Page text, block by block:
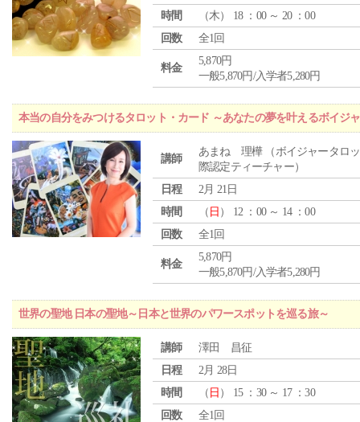
時間
（木） 18 ：00 ～ 20 ：00
回数
全1回
料金
5,870円
一般5,870円/入学者5,280円
本当の自分をみつけるタロット・カード ～あなたの夢を叶えるボイジ
講師
あまね 理樺 （ボイジャータロ
際認定ティーチャー）
日程
2月 21日
時間
（ 日 ） 12 ：00 ～ 14 ：00
回数
全1回
料金
5,870円
一般5,870円/入学者5,280円
世界の聖地 日本の聖地～日本と世界のパワースポットを巡る旅～
講師
澤田 昌征
日程
2月 28日
時間
（ 日 ） 15 ：30 ～ 17 ：30
回数
全1回